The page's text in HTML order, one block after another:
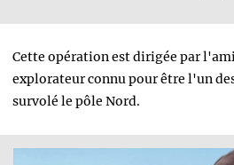
Cette opération est dirigée par
explorateur connu pour être l'un
survolé le pôle Nord.